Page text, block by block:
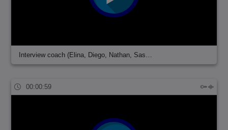
Interview coach (Elina, Diego, Nathan, Sas…
00:00:59